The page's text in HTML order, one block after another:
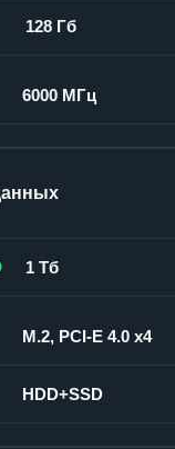
128 Гб
6000 МГц
1 Тб
M.2, PCI-E 4.0 x4
HDD+SSD